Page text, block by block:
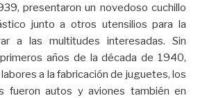
presentaron un novedoso cuchillo
junto a otros utensilios para la
a las multitudes interesadas. Sin
años de la década de 1940,
a la fabricación de juguetes, los
fueron autos y aviones también en